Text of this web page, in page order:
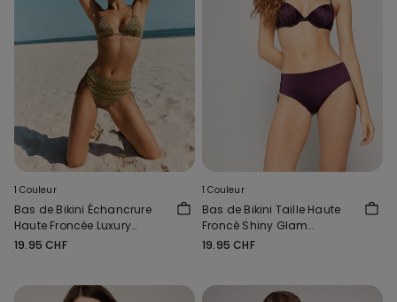
1 Couleur
Bas de Bikini Échancrure
Haute Froncée Luxury
Chevron
19.95 CHF
1 Couleur
Bas de Bikini Taille Haute
Froncé Shiny Glam
Bordeaux
19.95 CHF